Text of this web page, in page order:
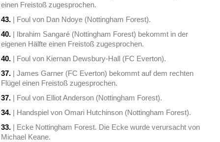
einen Freistoß zugesprochen.
43. | Foul von Dan Ndoye (Nottingham Forest).
40. | Ibrahim Sangaré (Nottingham Forest) bekommt in der
eigenen Hälfte einen Freistoß zugesprochen.
40. | Foul von Kiernan Dewsbury-Hall (FC Everton).
37. | James Garner (FC Everton) bekommt auf dem rechten
Flügel einen Freistoß zugesprochen.
37. | Foul von Elliot Anderson (Nottingham Forest).
34. | Handspiel von Omari Hutchinson (Nottingham Forest).
33. | Ecke Nottingham Forest. Die Ecke wurde verursacht von
Michael Keane.